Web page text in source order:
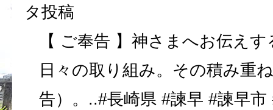
【 ご奉告 】神さまへお伝え
日々の取り組み。その積み重
告）。..#長崎県 #諫早 #諫早